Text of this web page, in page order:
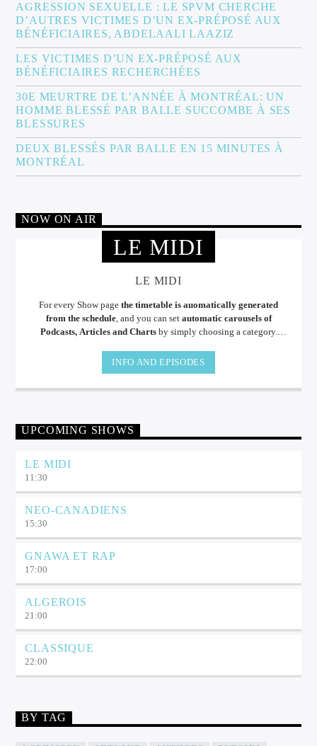
AGRESSION SEXUELLE : LE SPVM CHERCHE
D’AUTRES VICTIMES D’UN EX-PRÉPOSÉ AUX
BÉNÉFICIAIRES, ABDELAALI LAAZIZ
LES VICTIMES D’UN EX-PRÉPOSÉ AUX
BÉNÉFICIAIRES RECHERCHÉES
30E MEURTRE DE L’ANNÉE À MONTRÉAL: UN
HOMME BLESSÉ PAR BALLE SUCCOMBE À SES
BLESSURES
DEUX BLESSÉS PAR BALLE EN 15 MINUTES À
MONTRÉAL
NOW ON AIR
LE MIDI
LE MIDI
For every Show page the timetable is auomatically generated
from the schedule, and you can set automatic carousels of
Podcasts, Articles and Chartsby simply choosing a category.
pellentesque varius mauris. Sed eu congue nulla, et tincidunt justo.
Aliquam semper faucibus odio id varius. Suspendisse varius laoreet
sodales.
INFO AND EPISODES
UPCOMING SHOWS
LE MIDI
11:30
NEO-CANADIENS
15:30
GNAWA ET RAP
17:00
ALGEROIS
21:00
CLASSIQUE
22:00
BY TAG